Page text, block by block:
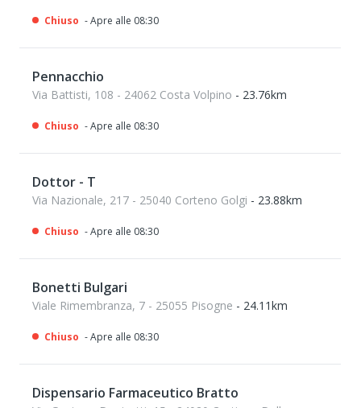
Chiuso - Apre alle 08:30
Pennacchio
Via Battisti, 108 - 24062 Costa Volpino - 23.76km
Chiuso - Apre alle 08:30
Dottor - T
Via Nazionale, 217 - 25040 Corteno Golgi - 23.88km
Chiuso - Apre alle 08:30
Bonetti Bulgari
Viale Rimembranza, 7 - 25055 Pisogne - 24.11km
Chiuso - Apre alle 08:30
Dispensario Farmaceutico Bratto